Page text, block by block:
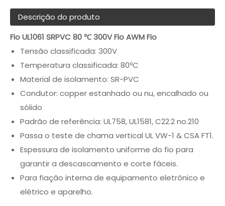
Descrição do produto
Fio UL1061 SRPVC 80 ℃ 300V Fio AWM Fio
Tensão classificada: 300V
Temperatura classificada: 80ºC
Material de isolamento: SR-PVC
Condutor: copper estanhado ou nu, encalhado ou
sólido
Padrão de referência: UL758, UL1581, C22.2 no.210
Passa o teste de chama vertical UL VW-1 & CSA FT1.
Espessura de isolamento uniforme do fio para
garantir a descascamento e corte fáceis.
Para fiação interna de equipamento eletrônico e
elétrico e aparelho.